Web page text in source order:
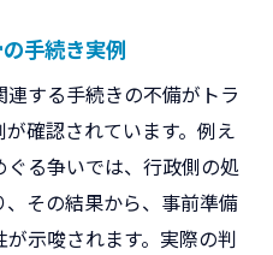
手続き実例
する手続きの不備がトラ
確認されています。例え
る争いでは、行政側の処
その結果から、事前準備
示唆されます。実際の判